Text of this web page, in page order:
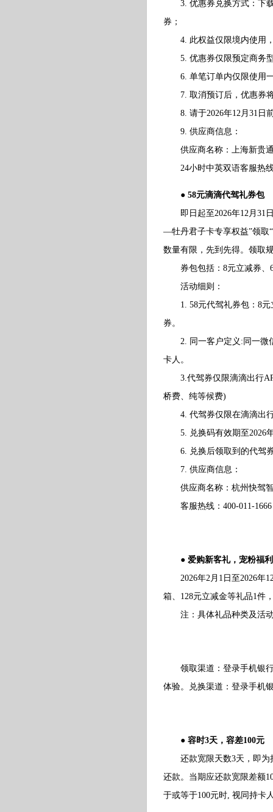
3. 优惠券兑换方式：下载
券；
4. 此权益仅限境内使用，
5. 优惠券仅限预定商务型
6. 单笔订单内仅限使用一
7. 取消预订后，优惠券将
8. 请于2026年12月31日
9. 供应商信息：
供应商名称：上海新贵通
24小时中英双语客服热线
● 58元滴滴代驾礼券包
即日起至2026年12月31日
—牡丹君子卡专享权益”领取
数量有限，先到先得。领取
券包包括：8元立减券、6
活动细则：
1. 58元代驾礼券包：8元
券。
2. 同一客户定义:同一微信
卡人。
3.代驾券仅限滴滴出行
桥费、纯等候费)
4. 代驾券仅限在滴滴出行
5. 兑换码有效期至2026年
6. 兑换后领取到的代驾券
7. 供应商信息：
供应商名称：杭州快驾智
客服热线：400-011-1666
● 爱购新客礼，宠粉福利
2026年2月1日至2026年12
箱、128元立减金等礼品1件
注：具体礼品种类及活动
领取渠道：登录手机银行“
体验。兑换渠道：登录手机
● 容时3天，容差100元
还款宽限天数3天，即为持
还款。当期应还款宽限差额
于或等于100元时, 视同持卡